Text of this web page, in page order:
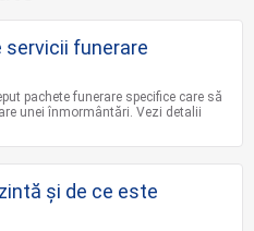
servicii funerare
pachete funerare specifice care să
unei înmormântări. Vezi detalii
și de ce este